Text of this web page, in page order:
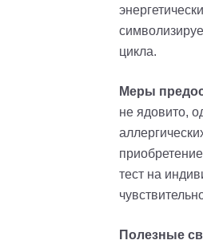
цикла.
Меры
не ядовито,
тест на
Полезные